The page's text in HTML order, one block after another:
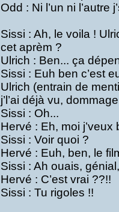
Odd : Ni l’un ni
Sissi : Ah, le voila !
cet aprèm ?
Ulrich : Ben... ça
Sissi : Euh ben c’est
Ulrich (entrain de
j’l’ai déjà vu,
Sissi : Oh...
Hervé : Eh, moi
Sissi : Voir quoi ?
Hervé : Euh, ben, le
Sissi : Ah ouais,
Hervé : C’est vrai ??!!
Sissi : Tu rigoles !!